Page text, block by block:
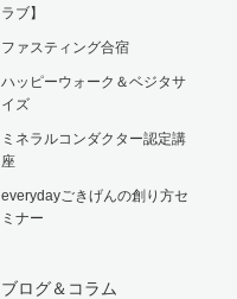
ラブ】
ファスティング合宿
ハッピーウォーク＆ベジタサ
イズ
ミネラルコンダクター認定講
座
everydayごきげんの創り方セ
ミナー
ブログ＆コラム